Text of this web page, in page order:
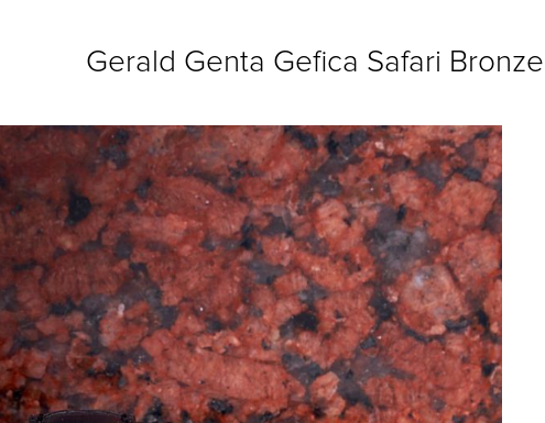
Gerald Genta Gefica Safari Bronze